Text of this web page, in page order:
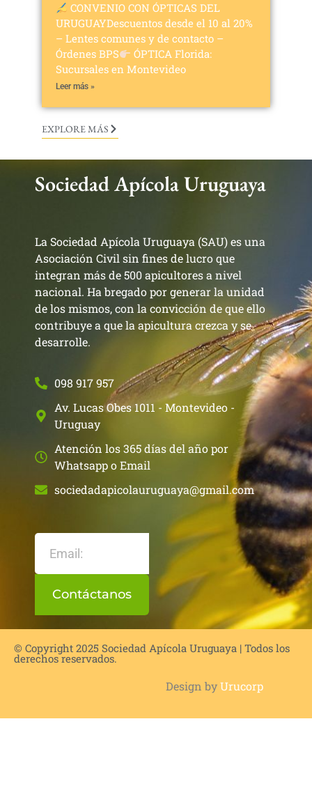
CONVENIO CON ÓPTICAS DEL
URUGUAYDescuentos desde el 10 al 20%
– Lentes comunes y de contacto –
Órdenes BPS
ÓPTICA Florida:
Sucursales en Montevideo
Leer más »
EXPLORE MÁS
Sociedad Apícola Uruguaya
La Sociedad Apícola Uruguaya (SAU) es una
Asociación Civil sin fines de lucro que
integran más de 500 apicultores a nivel
nacional. Ha bregado por generar la unidad
de los mismos, con la convicción de que ello
contribuye a que la apicultura crezca y se
desarrolle.
098 917 957
Av. Lucas Obes 1011 - Montevideo -
Uruguay
Atención los 365 días del año por
Whatsapp o Email
sociedadapicolauruguaya@gmail.com
Contáctanos
© Copyright 2025 Sociedad Apícola Uruguaya | Todos los
derechos reservados.
Design byUrucorp